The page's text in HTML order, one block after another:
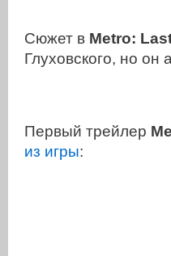
Сюжет в Metro:
Глуховского, но он
Первый трейлер
из игры: